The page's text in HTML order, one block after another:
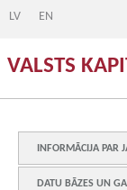
LV EN
VALSTS
INFORMĀCIJA PAR
DATU BĀZES UN